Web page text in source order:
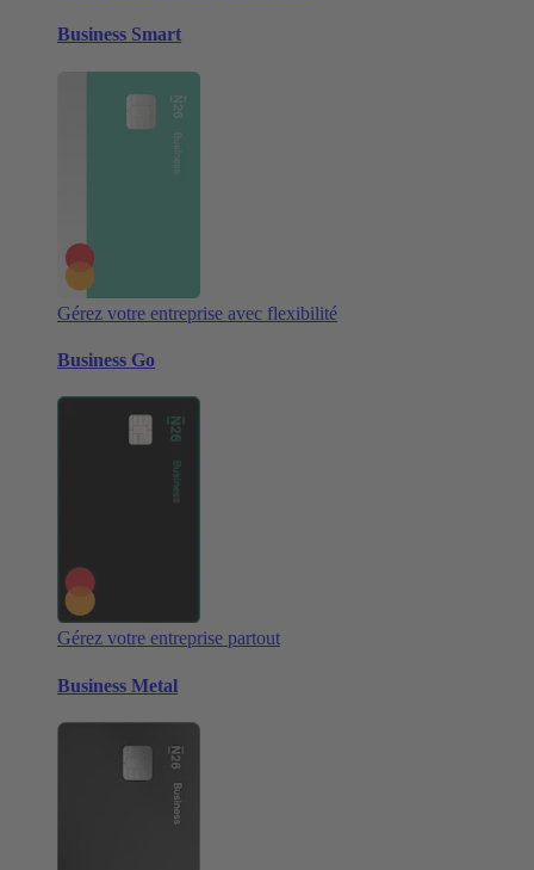
Business Smart
Gérez votre entreprise avec flexibilité
Business Go
Gérez votre entreprise partout
Business Metal